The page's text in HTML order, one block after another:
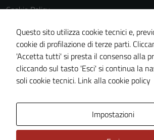
Cookie Policy
Note legali
Dichiarazione di accessibilità
Obiettivi di accessibilità
Piano di miglioramento del sito
Questo sito utilizza cookie tecnici e,
cookie di profilazione di terze parti.
'Accetta tutti' si presta il consenso alla
cliccando sul tasto 'Esci' si continua la
soli cookie tecnici. Link alla cookie policy
Impostazioni